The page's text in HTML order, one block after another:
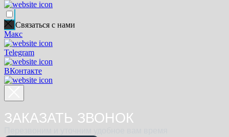
Связаться с нами
Макс
Telegram
ВКонтакте
ЗАКАЗАТЬ ЗВОНОК